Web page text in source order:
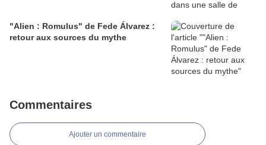
"Alien : Romulus" de Fede Álvarez :
retour aux sources du mythe
Commentaires
Ajouter un commentaire